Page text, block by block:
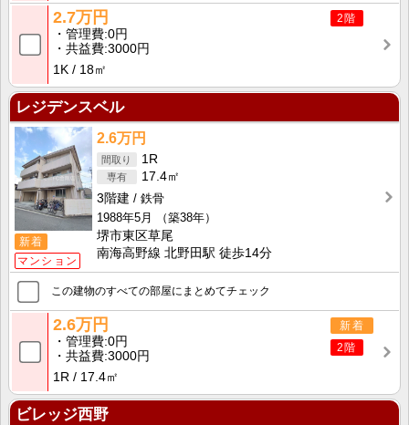
2階
2.7万円
管理費 0円
共益費 3000円
1K
18㎡
レジデンスベル
新着
マンション
2.6万円
1R
17.4㎡
3階建
鉄骨
1988年5月
（築38年）
堺市東区草尾
南海高野線 北野田駅 徒歩14分
この建物のすべての部屋にまとめてチェック
新着
2階
2.6万円
管理費 0円
共益費 3000円
1R
17.4㎡
ビレッジ西野